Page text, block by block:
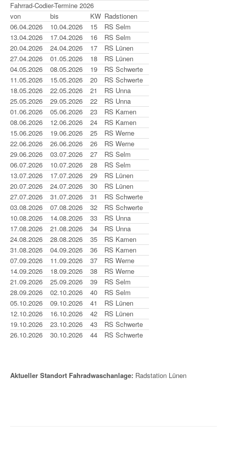
Fahrrad-Codier-Termine 2026
von
bis KW Radstionen
06.04.2026
10.04.2026 15
RS Selm
13.04.2026
17.04.2026 16
RS Selm
20.04.2026
24.04.2026 17
RS Lünen
27.04.2026
01.05.2026 18
RS Lünen
04.05.2026
08.05.2026 19
RS Schwerte
11.05.2026
15.05.2026 20
RS Schwerte
18.05.2026
22.05.2026 21
RS Unna
25.05.2026
29.05.2026 22
RS Unna
01.06.2026
05.06.2026 23
RS Kamen
08.06.2026
12.06.2026 24
RS Kamen
15.06.2026
19.06.2026 25
RS Werne
22.06.2026
26.06.2026 26
RS Werne
29.06.2026
03.07.2026 27
RS Selm
06.07.2026
10.07.2026 28
RS Selm
13.07.2026
17.07.2026 29
RS Lünen
20.07.2026
24.07.2026 30
RS Lünen
27.07.2026
31.07.2026 31
RS Schwerte
03.08.2026
07.08.2026 32
RS Schwerte
10.08.2026
14.08.2026 33
RS Unna
17.08.2026
21.08.2026 34
RS Unna
24.08.2026
28.08.2026 35
RS Kamen
31.08.2026
04.09.2026 36
RS Kamen
07.09.2026
11.09.2026 37
RS Werne
14.09.2026
18.09.2026 38
RS Werne
21.09.2026
25.09.2026 39
RS Selm
28.09.2026
02.10.2026 40
RS Selm
05.10.2026
09.10.2026 41
RS Lünen
12.10.2026
16.10.2026 42
RS Lünen
19.10.2026
23.10.2026 43
RS Schwerte
26.10.2026
30.10.2026 44 RS Schwerte
Aktueller Standort Fahradwaschanlage: Radstation Lünen